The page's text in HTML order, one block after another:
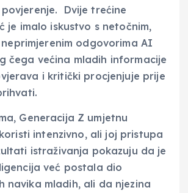
Dvije trećine
je imalo iskustvo s netočnim,
neprimjerenim odgovorima AI
čega većina mladih informacije
i kritički procjenjuje prije
Generacija Z umjetnu
intenzivno, ali joj pristupa
istraživanja pokazuju da je
već postala dio
navika mladih, ali da njezina